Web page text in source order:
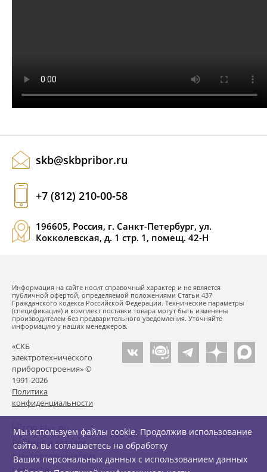
skb@skbpribor.ru
+7 (812) 210-00-58
196605, Россия, г. Санкт-Петербург, ул.
Кокколевская, д. 1 стр. 1, помещ. 42-Н
Информация на сайте носит справочный характер и не является
публичной офертой, определяемой положениями Статьи 437
Гражданского кодекса Российской Федерации. Технические параметры
(спецификация) и комплект поставки товара могут быть изменены
производителем без предварительного уведомления. Уточняйте
информацию у наших менеджеров.
«СКБ
электротехнического
приборостроения» ©
1991-2026
Политика
конфиденциальности
Мы используем файлы cookie. Продолжив использование
сайта, вы соглашаетесь на обработку
Ваших персональных данных с использованием данных